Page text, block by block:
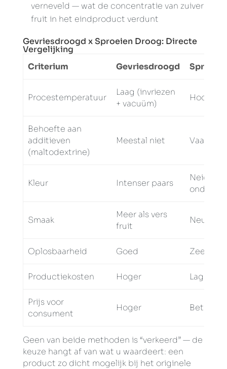
verneveld — wat de concentratie van zuiver
fruit in het eindproduct verdunt
Gevriesdroogd x Sproeien Droog: Directe
Vergelijking
Criterium
Gevriesdroogd
Procestemperatuur
Laag (invriezen
+ vacuüm)
Hoog
Behoefte aan
additieven
(maltodextrine)
Meestal niet Vaak wel
Kleur Intenser paars
Neiging
Smaak
Meer als vers
fruit
Oplosbaarheid Goed Zeer
Productiekosten Hoger Lager
Prijs voor
consument
Hoger Beter
Geen van beide methoden is “verkeerd” — de
keuze hangt af van wat u waardeert: een
product zo dicht mogelijk bij het originele